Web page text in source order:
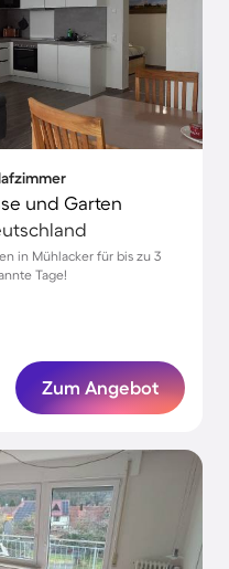
und Garten
in Mühlacker für bis zu 3
Tage!
Zum Angebot